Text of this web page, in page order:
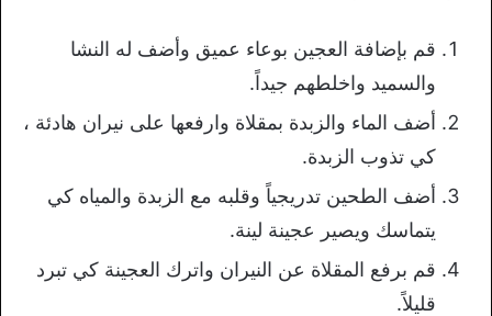
قم بإضافة العجين بوعاء عميق وأضف له النشا
والسميد واخلطهم جيداً.
أضف الماء والزبدة بمقلاة وارفعها على نيران هادئة ،
كي تذوب الزبدة.
أضف الطحين تدريجياً وقلبه مع الزبدة والمياه كي
يتماسك ويصير عجينة لينة.
قم برفع المقلاة عن النيران واترك العجينة كي تبرد
قليلاً.